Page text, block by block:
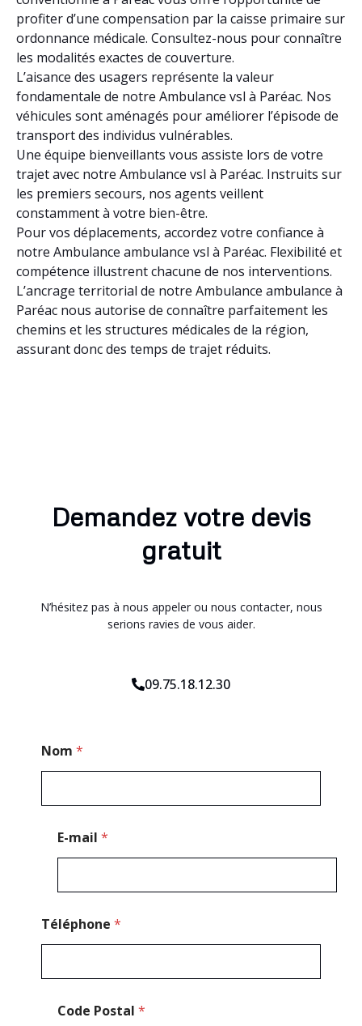
profiter d’une compensation par la caisse primaire sur
ordonnance médicale. Consultez-nous pour connaître
les modalités exactes de couverture.
L’aisance des usagers représente la valeur
fondamentale de notre Ambulance vsl à Paréac. Nos
véhicules sont aménagés pour améliorer l’épisode de
transport des individus vulnérables.
Une équipe bienveillants vous assiste lors de votre
trajet avec notre Ambulance vsl à Paréac. Instruits sur
les premiers secours, nos agents veillent
constamment à votre bien-être.
Pour vos déplacements, accordez votre confiance à
notre Ambulance ambulance vsl à Paréac. Flexibilité et
compétence illustrent chacune de nos interventions.
L’ancrage territorial de notre Ambulance ambulance à
Paréac nous autorise de connaître parfaitement les
chemins et les structures médicales de la région,
assurant donc des temps de trajet réduits.
Demandez votre devis
gratuit
N’hésitez pas à nous appeler ou nous contacter, nous
serions ravies de vous aider.
09.75.18.12.30
-
m
Nom *
E-mail *
Téléphone *
Code Postal *